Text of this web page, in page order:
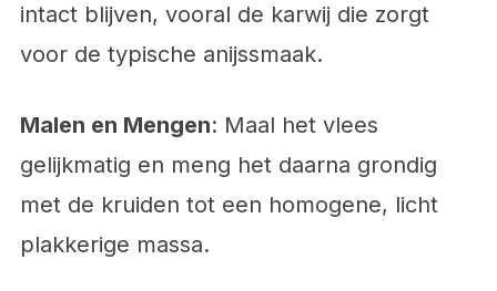
intact blijven, vooral de karwij die zorgt
voor de typische anijssmaak.
Malen en Mengen: Maal het vlees
gelijkmatig en meng het daarna grondig
met de kruiden tot een homogene, licht
plakkerige massa.